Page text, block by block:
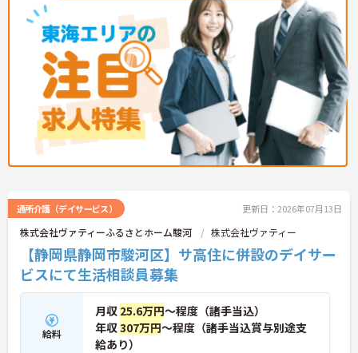
通所介護（デイサービス） 更新日：2026年07月13日
株式会社ヴァティーふるさとホーム駿河 株式会社ヴァティー
【静岡県静岡市駿河区】サ高住に併設のデイサー
ビスにて生活相談員募集
給料
月収 25.6万円～程度（諸手当込）
年収307万円～程度（諸手当込賞与別途支
給あり）